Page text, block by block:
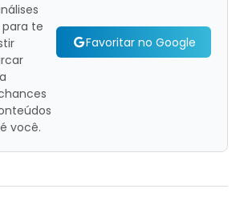
para te
você.
Favoritar no Google